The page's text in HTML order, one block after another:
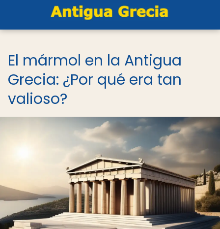
El mármol en la Antigua
Grecia: ¿Por qué era tan
valioso?